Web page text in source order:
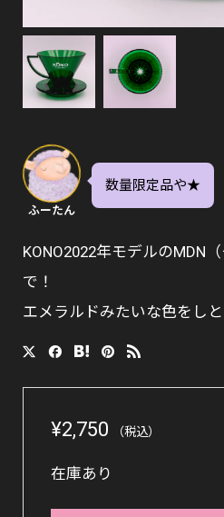
ふーたん
数量限定品や★
KONO2022年モデルのMDN
で！
エメラルドみたいな色をし
¥2,750 （税込）
在庫あり